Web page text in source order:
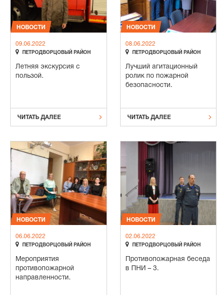
НОВОСТИ
09.06.2022
 ПЕТРОДВОРЦОВЫЙ РАЙОН
Летняя экскурсия с
пользой.
ЧИТАТЬ ДАЛЕЕ 
НОВОСТИ
08.06.2022
 ПЕТРОДВОРЦОВЫЙ РАЙОН
Лучший агитационный
ролик по пожарной
безопасности.
ЧИТАТЬ ДАЛЕЕ 
НОВОСТИ
06.06.2022
 ПЕТРОДВОРЦОВЫЙ РАЙОН
Мероприятия
противопожарной
направленности.
НОВОСТИ
02.06.2022
 ПЕТРОДВОРЦОВЫЙ РАЙОН
Противопожарная беседа
в ПНИ – 3.